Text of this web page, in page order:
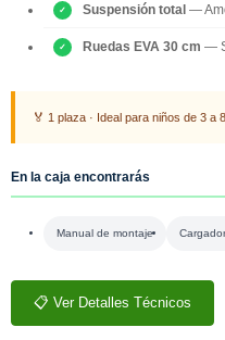
Suspensión total —
Ruedas EVA 30 cm —
🏅 1 plaza · Ideal para niños de 3 a
En la caja encontrarás
Manual de montaje
📋 Ver Detalles Técnicos